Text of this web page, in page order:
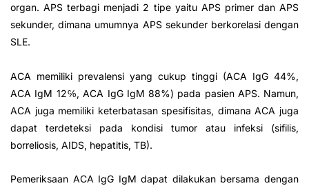
organ. APS terbagi menjadi 2 tipe yaitu APS primer dan APS
sekunder, dimana umumnya APS sekunder berkorelasi dengan
SLE.
ACA memiliki prevalensi yang cukup tinggi (ACA IgG 44%,
ACA IgM 12℅, ACA IgG IgM 88%) pada pasien APS. Namun,
ACA juga memiliki keterbatasan spesifisitas, dimana ACA juga
dapat terdeteksi pada kondisi tumor atau infeksi (sifilis,
borreliosis, AIDS, hepatitis, TB).
Pemeriksaan ACA IgG IgM dapat dilakukan bersama dengan